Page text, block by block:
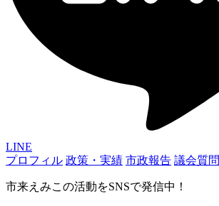
LINE
プロフィル 政策・実績 市政報告 議会質問
市来えみこの活動をSNSで発信中！